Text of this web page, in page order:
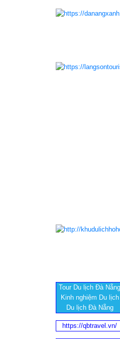
Tour Du lịch Đà Nẵng
Kinh nghiệm Du lịch
Du lịch Đà Nẵng
https://qbtravel.vn/